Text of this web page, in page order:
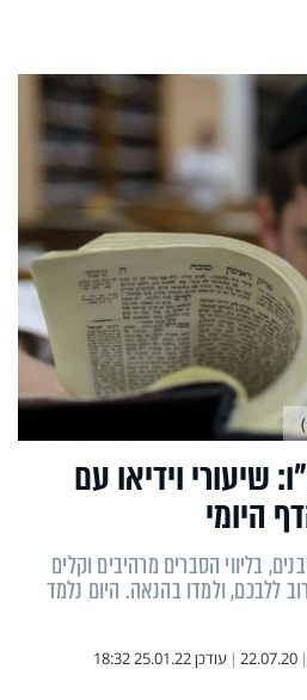
וידיאו עם
היומי
בליווי הסברים מרהיבים וקלים
ללבכם, ולמדו בהנאה. היום נלמד
|
22.07.20
| עודכן25.01.22 18:32